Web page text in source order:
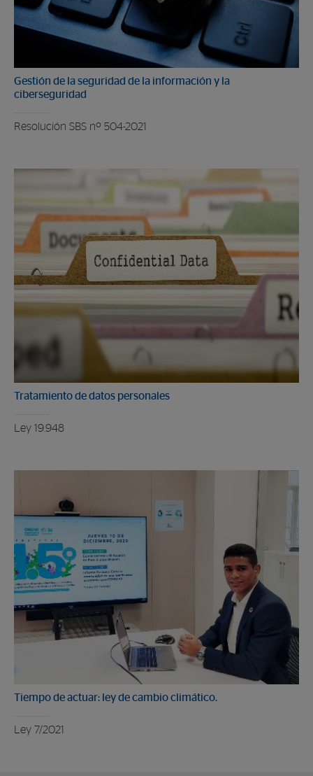
Gestión de la seguridad de la información y la
ciberseguridad
Resolución SBS nº 504-2021
Tratamiento de datos personales
Ley 19.948
Tiempo de actuar: ley de cambio climático.
Ley 7/2021